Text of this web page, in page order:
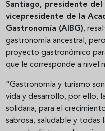
Santiago, presidente del
vicepresidente de la
Gastronomía (AIBG),
gastronomía ancestral,
proyecto gastronómico
que le corresponde a nivel
“Gastronomía y turismo
vida y desarrollo, por ello,
solidaria, para el
sabrosa, saludable y todas